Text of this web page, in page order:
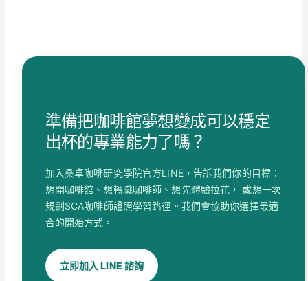
準備把咖啡館夢想變成可以穩定
出杯的專業能力了嗎？
加入桑卓咖啡研究學院官方LINE，告訴我們你的目標：
想開咖啡館、想轉職咖啡師、想先體驗拉花， 或想一次
規劃SCA咖啡師證照學習路徑。我們會協助你選擇最適
合的開始方式。
立即加入 LINE 諮詢